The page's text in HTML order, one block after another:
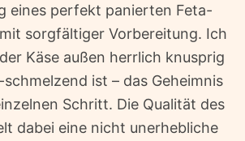
eines perfekt panierten Feta-
sorgfältiger Vorbereitung. Ich
Käse außen herrlich knusprig
ist – das Geheimnis
Schritt. Die Qualität des
dabei eine nicht unerhebliche